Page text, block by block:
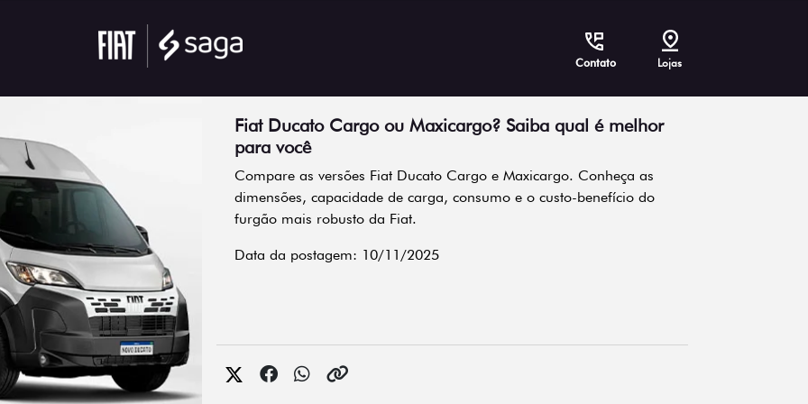
Contato Lojas
Fiat Ducato Cargo ou Maxicargo? Saiba qual é melhor
para você
Compare as versões Fiat Ducato Cargo e Maxicargo. Conheça as
dimensões, capacidade de carga, consumo e o custo-benefício do
furgão mais robusto da Fiat.
Data da postagem: 10/11/2025